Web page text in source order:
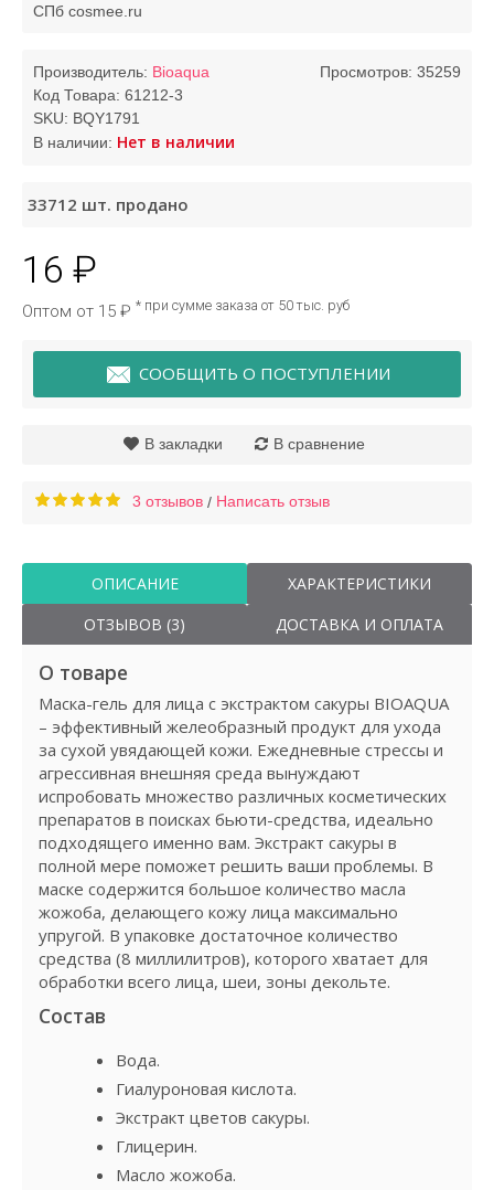
СПб cosmee.ru
Просмотров: 35259
Производитель: Bioaqua
Код Товара: 61212-3
SKU: BQY1791
В наличии: Нет в наличии
33712 шт. продано
16 ₽
Оптом от 15 ₽ * при сумме заказа от 50 тыс. руб
СООБЩИТЬ О ПОСТУПЛЕНИИ
В закладки В сравнение
3 отзывов / Написать отзыв
ОПИСАНИЕ
ХАРАКТЕРИСТИКИ
ОТЗЫВОВ (3)
ДОСТАВКА И ОПЛАТА
О товаре
Маска-гель для лица с экстрактом сакуры BIOAQUA
– эффективный желеобразный продукт для ухода
за сухой увядающей кожи. Ежедневные стрессы и
агрессивная внешняя среда вынуждают
испробовать множество различных косметических
препаратов в поисках бьюти-средства, идеально
подходящего именно вам. Экстракт сакуры в
полной мере поможет решить ваши проблемы. В
маске содержится большое количество масла
жожоба, делающего кожу лица максимально
упругой. В упаковке достаточное количество
средства (8 миллилитров), которого хватает для
обработки всего лица, шеи, зоны декольте.
Состав
Вода.
Гиалуроновая кислота.
Экстракт цветов сакуры.
Глицерин.
Масло жожоба.